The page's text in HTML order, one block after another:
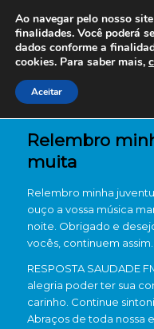
Relembro
muita
Relembro minha
ouço a vossa música
noite. Obrigado e
vocês, continuem assim.
RESPOSTA SAUDADE
alegria poder ter sua
carinho. Continue
Abraços de toda nossa
Ao navegar pelo nosso
finalidades. Você poderá
dados conforme a
cookies. Para saber mais,
Aceitar